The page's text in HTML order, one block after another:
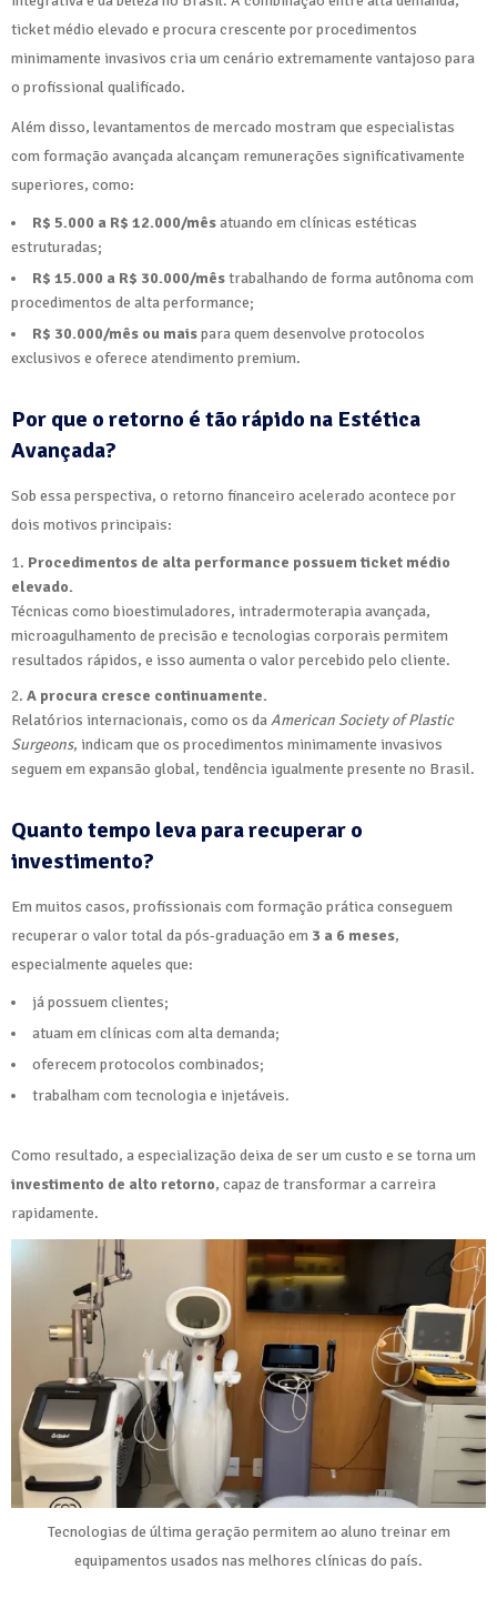
ticket médio elevado e procura crescente por procedimentos
minimamente invasivos cria um cenário extremamente vantajoso para
o profissional qualificado.
Além disso, levantamentos de mercado mostram que especialistas
com formação avançada alcançam remunerações significativamente
superiores, como:
R$ 5.000 a R$ 12.000/mêsatuando em clínicas estéticas
estruturadas;
R$ 15.000 a R$ 30.000/mêstrabalhando de forma autônoma com
procedimentos de alta performance;
R$ 30.000/mês ou maispara quem desenvolve protocolos
exclusivos e oferece atendimento premium.
Por que o retorno é tão rápido na Estética
Avançada?
Sob essa perspectiva, o retorno financeiro acelerado acontece por
dois motivos principais:
Procedimentos de alta performance possuem ticket médio
elevado.
Técnicas como bioestimuladores, intradermoterapia avançada,
microagulhamento de precisão e tecnologias corporais permitem
resultados rápidos, e isso aumenta o valor percebido pelo cliente.
A procura cresce continuamente.
Relatórios internacionais, como os daAmerican Society of Plastic
Surgeons, indicam que os procedimentos minimamente invasivos
seguem em expansão global, tendência igualmente presente no Brasil.
Quanto tempo leva para recuperar o
investimento?
Em muitos casos, profissionais com formação prática conseguem
recuperar o valor total da pós-graduação em 3 a 6 meses,
especialmente aqueles que:
já possuem clientes;
atuam em clínicas com alta demanda;
oferecem protocolos combinados;
trabalham com tecnologia e injetáveis.
Como resultado, a especialização deixa de ser um custo e se torna um
investimento de alto retorno, capaz de transformar a carreira
rapidamente.
Tecnologias de última geração permitem ao aluno treinar em
equipamentos usados nas melhores clínicas do país.